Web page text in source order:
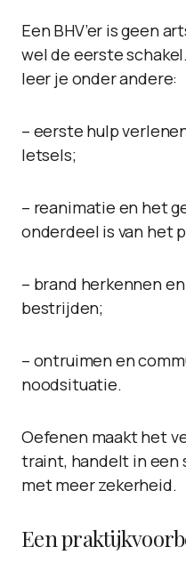
Een BHV’er is geen
wel de eerste
leer je onder andere:
– eerste hulp
letsels;
– reanimatie en het
onderdeel is van het
– brand herkennen
bestrijden;
– ontruimen en
noodsituatie.
Oefenen maakt het
traint, handelt in een
met meer zekerheid.
Een